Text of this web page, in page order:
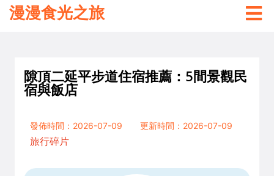
漫漫食光之旅
隙頂二延平步道住宿推薦：5間景觀民
宿與飯店
發佈時間：2026-07-09
更新時間：2026-07-09
旅行碎片